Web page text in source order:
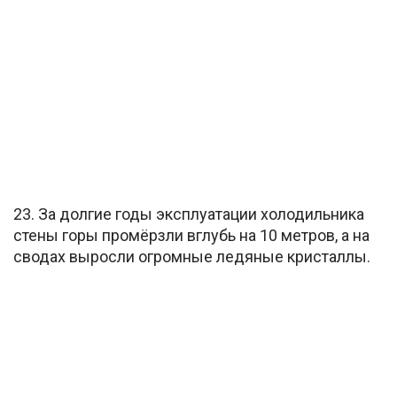
23. За долгие годы эксплуатации холодильника
стены горы промёрзли вглубь на 10 метров, а на
сводах выросли огромные ледяные кристаллы.